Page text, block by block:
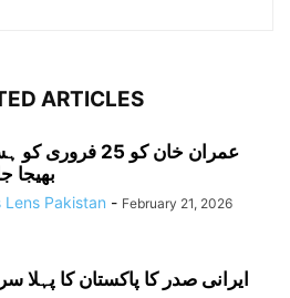
ARTICLES
عمران خان کو 25 فروری
بھیجا
Lens Pakistan - February 21, 2026
ایرانی صدر کا پاکستان کا پہلا